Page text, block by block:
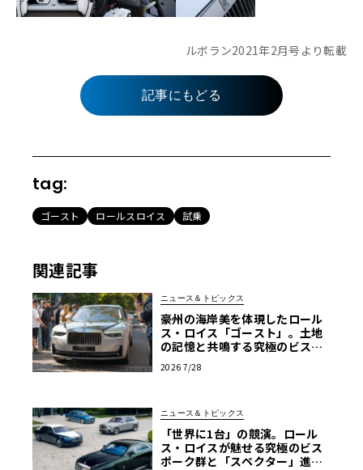
ルボラン2021年2月号より転載
記事にもどる
tag:
ゴースト ロールスロイス 試乗
関連記事
ニュース＆トピックス
豪州の海岸美を体現したロール
ス・ロイス「ゴースト」。土地
の記憶と共鳴する究極のビスポ
2026 7/28
ニュース＆トピックス
「世界に1台」の競演。ロール
ス・ロイスが魅せる究極のビス
ポーク群と「スペクター」進化